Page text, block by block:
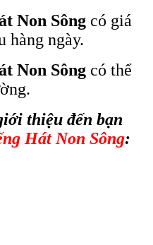
Non Sông có giá
hàng ngày.
Non Sông có thể
thiệu đến bạn
Hát Non Sông: